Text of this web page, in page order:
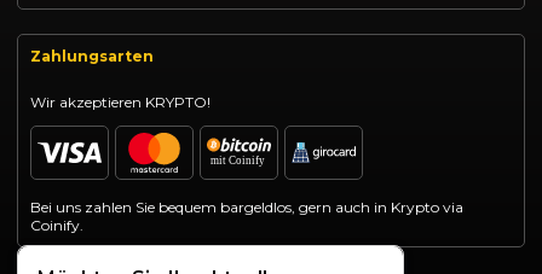
Zahlungsarten
Wir akzeptieren KRYPTO!
Bei uns zahlen Sie bequem bargeldlos, gern auch in Krypto via
Coinify.